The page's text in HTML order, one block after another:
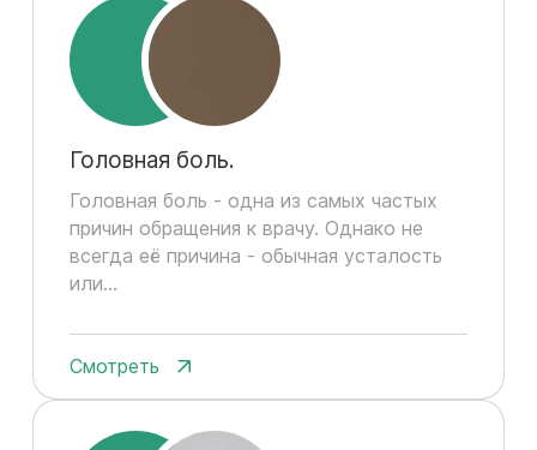
Головная боль.
Головная боль - одна из самых частых
причин обращения к врачу. Однако не
всегда её причина - обычная усталость
или...
Смотреть